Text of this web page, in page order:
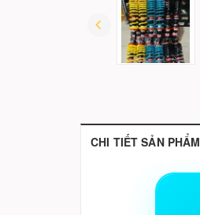
CHI TIẾT SẢN PHẨM